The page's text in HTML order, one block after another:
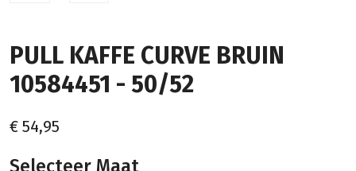
PULL KAFFE CURVE BRUIN
10584451 - 50/52
€ 54,95
Selecteer Maat